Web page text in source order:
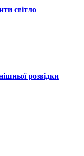
світло
розвідки